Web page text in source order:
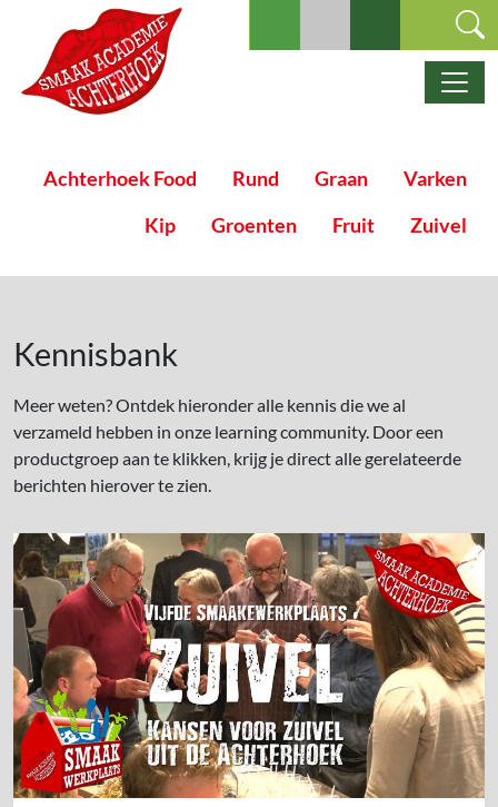
Ga naar de inhoud
Hoofdnavigatie
Achterhoek Food Rund Graan
Varken
Kip
Groenten Fruit Zuivel
Kennisbank
Meer weten? Ontdek hieronder alle kennis die we al
verzameld hebben in onze learning community. Door een
productgroep aan te klikken, krijg je direct alle gerelateerde
berichten hierover te zien.